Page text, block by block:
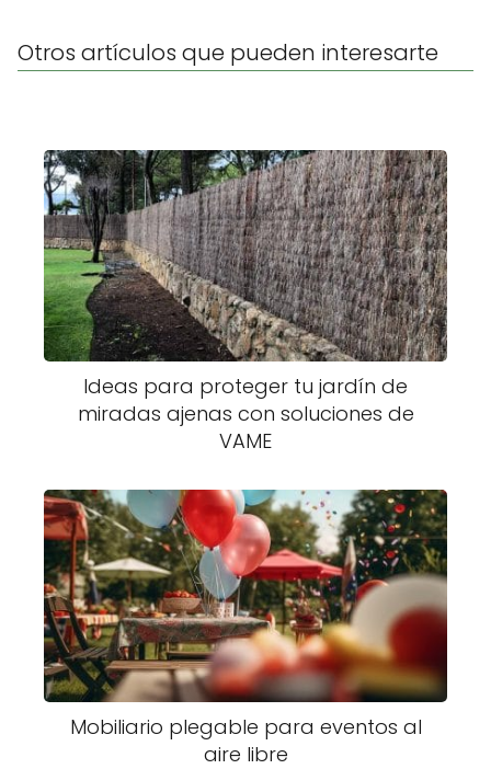
Otros artículos que pueden interesarte
Ideas para proteger tu jardín de
miradas ajenas con soluciones de
VAME
Mobiliario plegable para eventos al
aire libre